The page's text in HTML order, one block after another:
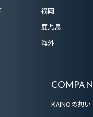
福岡
鹿児島
海外
KAINOの想い